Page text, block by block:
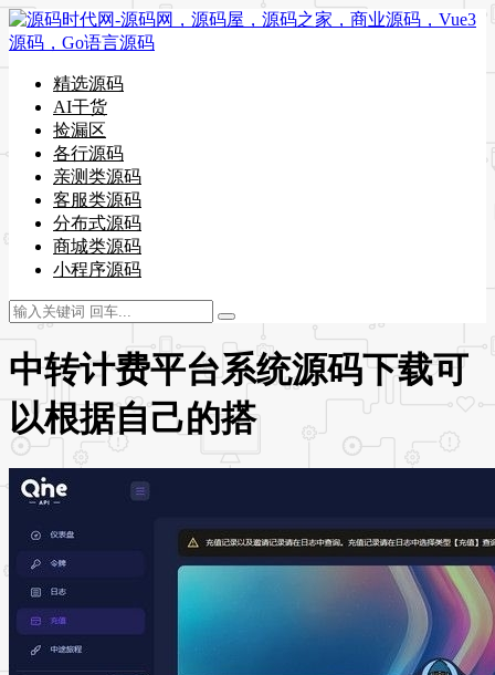
精选源码
AI干货
捡漏区
各行源码
亲测类源码
客服类源码
分布式源码
商城类源码
小程序源码
中转计费平台系统源码下载可
以根据自己的搭